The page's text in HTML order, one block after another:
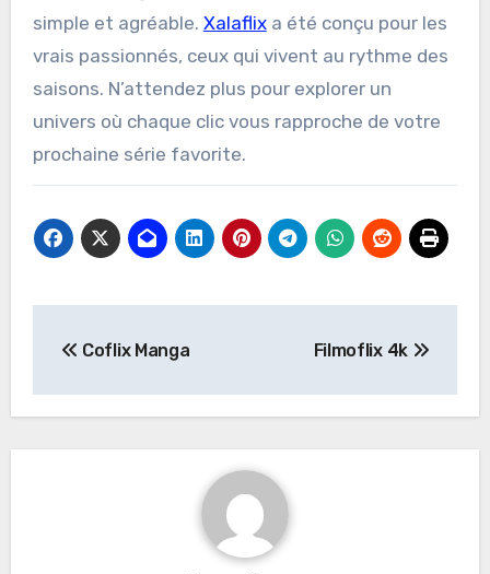
simple et agréable. Xalaflixa été conçu pour les
vrais passionnés, ceux qui vivent au rythme des
saisons. N’attendez plus pour explorer un
univers où chaque clic vous rapproche de votre
prochaine série favorite.
navigation
Coflix Manga Filmoflix 4k